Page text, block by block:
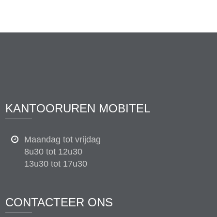
KANTOORUREN MOBITEL
Maandag tot vrijdag
8u30 tot 12u30
13u30 tot 17u30
CONTACTEER ONS